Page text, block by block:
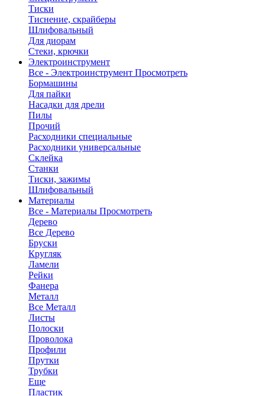
Тиски
Тиснение, скрайберы
Шлифовальный
Для диорам
Стеки, крючки
Электроинструмент
Все - Электроинструмент Просмотреть
Бормашины
Для пайки
Насадки для дрели
Пилы
Прочий
Расходники специальные
Расходники универсальные
Склейка
Станки
Тиски, зажимы
Шлифовальный
Материалы
Все - Материалы Просмотреть
Дерево
Все Дерево
Бруски
Кругляк
Ламели
Рейки
Фанера
Металл
Все Металл
Листы
Полоски
Проволока
Профили
Прутки
Трубки
Еще
Пластик